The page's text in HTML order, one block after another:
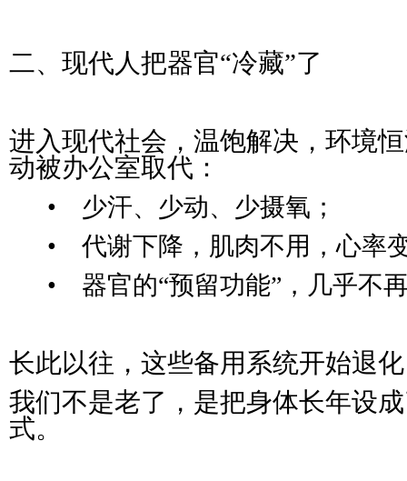
二、现代人把器官“冷藏”了
进入现代社会，温饱解决，环境
动被办公室取代：
• 少汗、少动、少摄氧；
• 代谢下降，肌肉不用，心率
• 器官的“预留功能”，几乎不
长此以往，这些备用系统开始退
我们不是老了，是把身体长年设
式。